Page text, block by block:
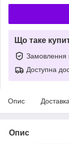
Що таке
Замовлення
Доступна
Опис Доставка
Опис